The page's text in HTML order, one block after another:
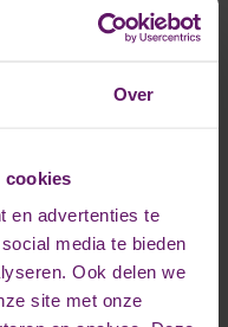
Over
cookies
en advertenties te
media te bieden
Ook delen we
site met onze